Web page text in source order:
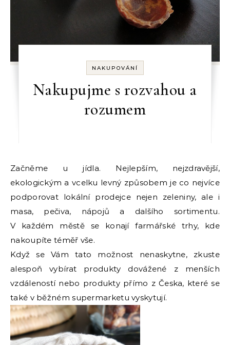
NAKUPOVÁNÍ
Nakupujme s rozvahou a
rozumem
Začněme u jídla. Nejlepším, nejzdravější,
ekologickým a vcelku levný způsobem je co nejvíce
podporovat lokální prodejce nejen zeleniny, ale i
masa, pečiva, nápojů a dalšího sortimentu.
V každém městě se konají farmářské trhy, kde
nakoupíte téměř vše.
Když se Vám tato možnost nenaskytne, zkuste
alespoň vybírat produkty dovážené z menších
vzdáleností nebo produkty přímo z Česka, které se
také v běžném supermarketu vyskytují.